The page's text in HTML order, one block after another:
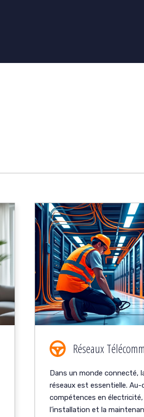
Réseaux
Dans un monde connecté,
réseaux est essentielle. Au-
compétences en électricité,
l’installation et la